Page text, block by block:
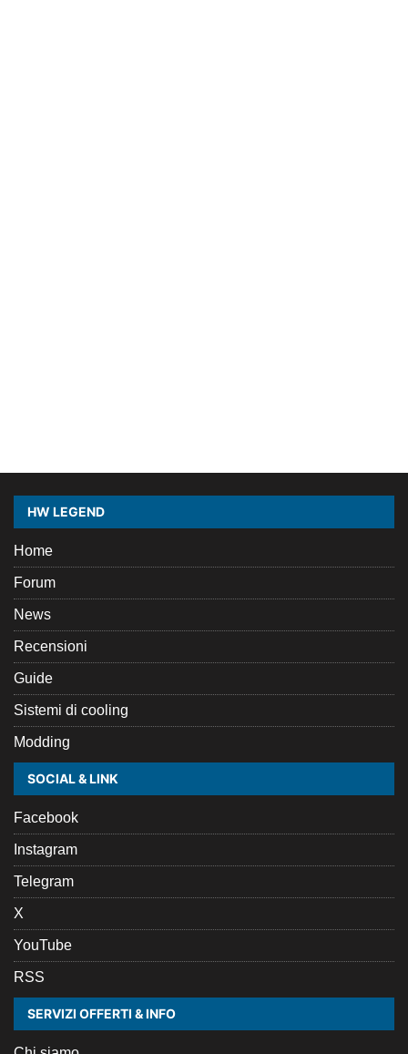
HW LEGEND
Home
Forum
News
Recensioni
Guide
Sistemi di cooling
Modding
SOCIAL & LINK
Facebook
Instagram
Telegram
X
YouTube
RSS
SERVIZI OFFERTI & INFO